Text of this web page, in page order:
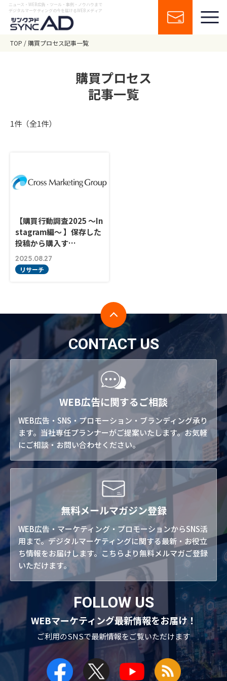
ニュース・WEB広告・ツール・事例・ノウハウまで
デジタルマーケティングの今を届けるWEBメディア
TOP 購買プロセス記事一覧
購買プロセス
記事一覧
1件（全1件）
【購買行動調査2025 ～In
stagram編～ 】保存した
投稿から購入す…
2025.08.27
リサーチ
CONTACT US
WEB広告に関するご相談
WEB広告・SNS・プロモーション・ブランディング承り
ます。当社専任プランナーがご提案いたします。お気軽
にご相談・お問い合わせください。
無料メールマガジン登録
WEB広告・マーケティング・プロモーションからSNS活
用まで。デジタルマーケティングに関する最新・お役立
ち情報をお届けします。こちらより無料メルマガご登録
いただけます。
FOLLOW US
WEBマーケティング最新情報をお届け！
ご利用のSNSで最新情報をご覧いただけます